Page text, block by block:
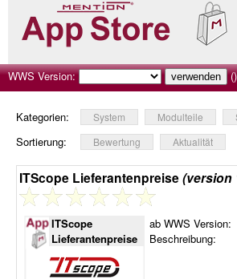
WWS Version: ()
Kategorien: System Modulteile
Sortierung: Bewertung Aktualität
ITScope Lieferantenpreise(version
ITScope
Lieferantenpreise
ab WWS Version:
Beschreibung: